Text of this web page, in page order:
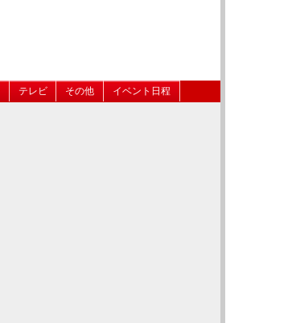
テレビ その他 イベント日程